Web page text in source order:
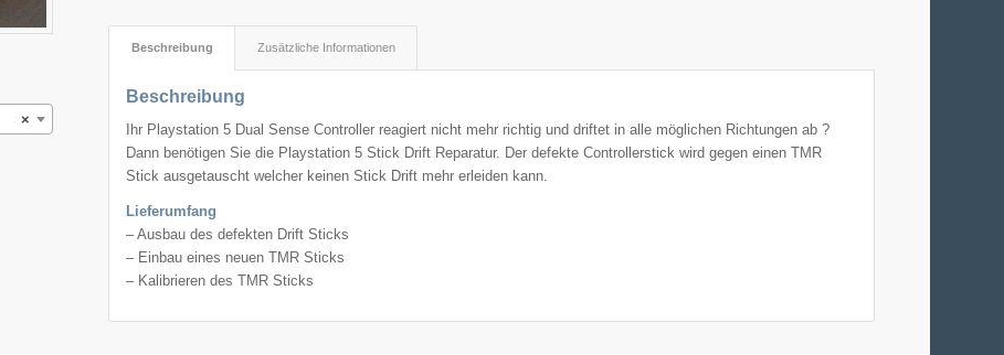
×
Beschreibung Zusätzliche Informationen
Beschreibung
Ihr Playstation 5 Dual Sense Controller reagiert nicht mehr richtig und driftet in alle möglichen Richtungen ab ?
Dann benötigen Sie die Playstation 5 Stick Drift Reparatur. Der defekte Controllerstick wird gegen einen TMR
Stick ausgetauscht welcher keinen Stick Drift mehr erleiden kann.
Lieferumfang
– Ausbau des defekten Drift Sticks
– Einbau eines neuen TMR Sticks
– Kalibrieren des TMR Sticks